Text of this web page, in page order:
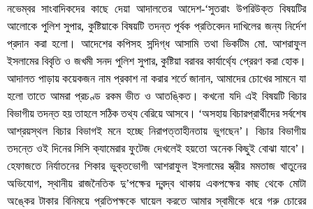
নভেম্বর সাংবাদিকদের কাছে দেয়া আদালতের আদেশ-‘সুতরাং উপরিউক্ত বিষয়টির
আলোকে পুলিশ সুপার, কুষ্টিয়াকে বিষয়টি তদন্ত পূর্বক প্রতিবেদন দাখিলের জন্য নির্দেশ
প্রদান করা হলো। আদেশের কপিসহ সন্দিগ্ধ আসামি তথা ভিকটিম মো. আশরাফুল
ইসলামের বিবৃতি ও জখমী সনদ পুলিশ সুপার, কুষ্টিয়া বরাবর কার্যার্থ্যে প্রেরণ করা হোক।
আদালত পাড়ায় কয়েকজন নাম প্রকাশ না করার শর্তে জানান, আমাদের চোখের সামনে যা
হলো তাতে আমরা প্রচণ্ড রকম ভীত ও আতঙ্কিত। কখনো যদি এই বিষয়টি বিচার
বিভাগীয় তদন্ত হয় তাহলে সঠিক তথ্য বেরিয়ে আসবে। ‘অসহায় বিচারপ্রার্থীদের সর্বশেষ
আশ্রয়স্থল বিচার বিভাগই মনে হচ্ছে নিরাপত্তাহীনতায় ভুগছেন’। বিচার বিভাগীয়
তদন্তে ওই দিনের সিসি ক্যামেরার ফুটেজ দেখলেই হয়তো অনেক কিছুই বোঝা যাবে’।
হেফাজতে নির্যাতনের শিকার ভুক্তভোগী আশরাফুল ইসলামের স্ত্রীর মমতাজ খাতুনের
অভিযোগ, স্থানীয় রাজনৈতিক দু’পক্ষের দ্বন্দ্ব থাকায় একপক্ষের কাছ থেকে মোটা
অঙ্কের টাকার বিনিময়ে প্রতিপক্ষকে ঘায়েল করতে আমার স্বামীকে ধরে গরু চোরের